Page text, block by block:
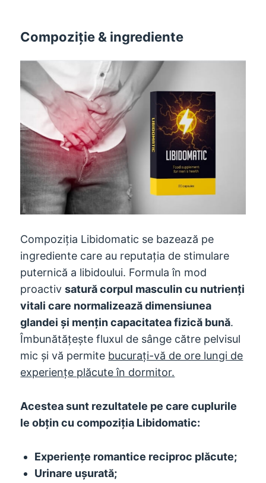
Compoziţie & ingrediente
Compoziția Libidomatic se bazează pe
ingrediente care au reputația de stimulare
puternică a libidoului. Formula în mod
proactivsatură corpul masculin cu nutrienți
vitali care normalizează dimensiunea
glandei și mențin capacitatea fizică bună.
Îmbunătățește fluxul de sânge către pelvisul
mic și vă permite bucurați-vă de ore lungi de
experiențe plăcute în dormitor.
Acestea sunt rezultatele pe care cuplurile
le obțin cu compoziția Libidomatic:
Experiențe romantice reciproc plăcute;
Urinare ușurată;